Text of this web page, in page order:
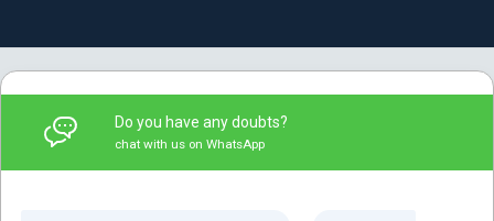
Do you have any doubts?
chat with us on WhatsApp